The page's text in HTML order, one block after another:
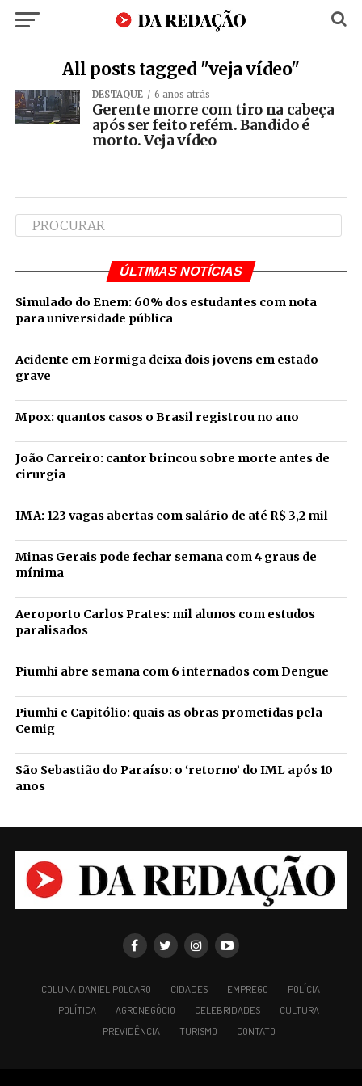
All posts tagged "veja vídeo"
DESTAQUE 6 anos atrás
Gerente morre com tiro na cabeça
após ser feito refém. Bandido é
morto. Veja vídeo
ÚLTIMAS NOTÍCIAS
Simulado do Enem: 60% dos estudantes com nota
para universidade pública
Acidente em Formiga deixa dois jovens em estado
grave
Mpox: quantos casos o Brasil registrou no ano
João Carreiro: cantor brincou sobre morte antes de
cirurgia
IMA: 123 vagas abertas com salário de até R$ 3,2 mil
Minas Gerais pode fechar semana com 4 graus de
mínima
Aeroporto Carlos Prates: mil alunos com estudos
paralisados
Piumhi abre semana com 6 internados com Dengue
Piumhi e Capitólio: quais as obras prometidas pela
Cemig
São Sebastião do Paraíso: o ‘retorno’ do IML após 10
anos
COLUNA DANIEL POLCARO CIDADES EMPREGO
POLÍCIA
POLÍTICA
AGRONEGÓCIO CELEBRIDADES
CULTURA
PREVIDÊNCIA
TURISMO CONTATO